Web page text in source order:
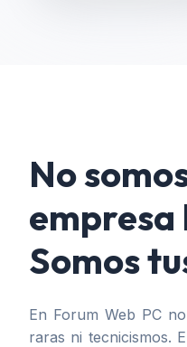
No
empresa
Somos
En Forum Web PC
raras ni tecnicismos.